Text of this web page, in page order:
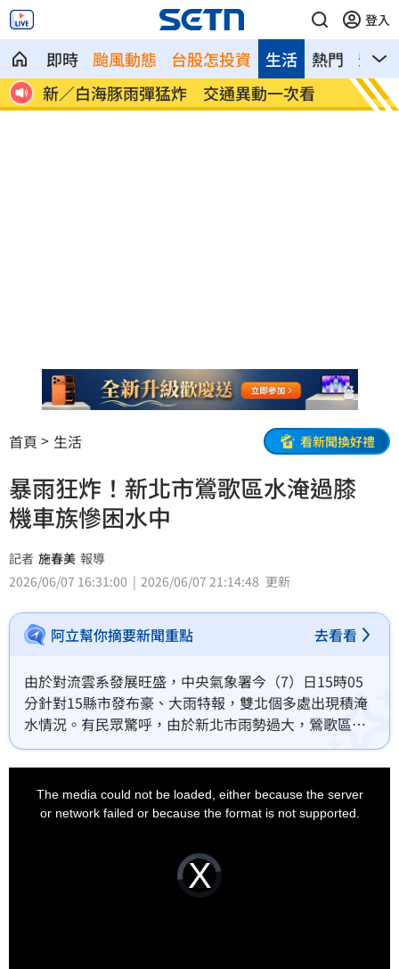
登入
即時 颱風動態 台股怎投資 熱門 影音
生活
陸
新／白海豚雨彈猛炸 交通異動一次看 帶小
首頁 生活 看新聞換好禮
暴雨狂炸！新北市鶯歌區水淹過膝
機車族慘困水中
記者 施春美 報導
2026/06/07 16:31:00
2026/06/07 21:14:48 更新
阿立幫你摘要新聞重點 去看看
由於對流雲系發展旺盛，中央氣象署今（7）日15時05
分針對15縣市發布豪、大雨特報，雙北個多處出現積淹
水情況。有民眾驚呼，由於新北市雨勢過大，鶯歌區嚴
重淹水，一度水淹過膝，機車族還困黃水中，被迫牽車
前進。
Video
Player
loading.
The media could not be loaded, either because the server
or network failed or because the format is not supported.